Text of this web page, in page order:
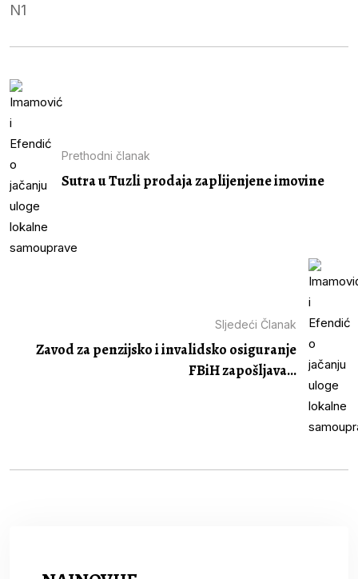
N1
Prethodni članak
Sutra u Tuzli prodaja zaplijenjene imovine
Sljedeći Članak
Zavod za penzijsko i invalidsko osiguranje
FBiH zapošljava...